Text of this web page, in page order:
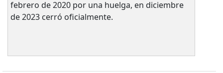
febrero de 2020 por una huelga, en diciembre
de 2023 cerró oficialmente.